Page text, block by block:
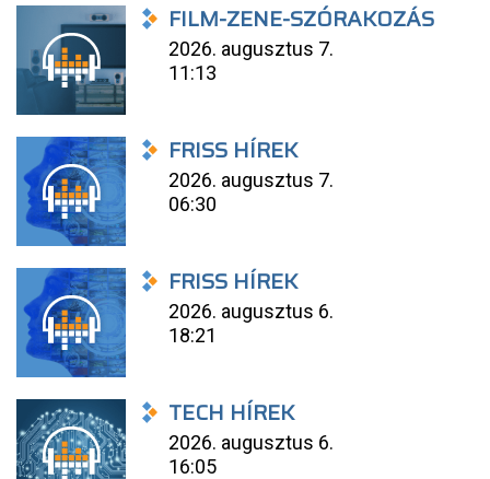
FILM-ZENE-SZÓRAKOZÁS
2026. augusztus 7.
11:13
FRISS HÍREK
2026. augusztus 7.
06:30
FRISS HÍREK
2026. augusztus 6.
18:21
TECH HÍREK
2026. augusztus 6.
16:05